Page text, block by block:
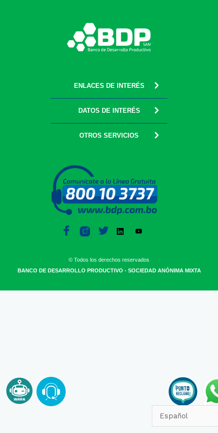
ENLACES DE INTERÉS
DATOS DE INTERÉS
OTROS SERVICIOS
© Todos los derechos reservados
BANCO DE DESARROLLO PRODUCTIVO - SOCIEDAD ANÓNIMA MIXTA